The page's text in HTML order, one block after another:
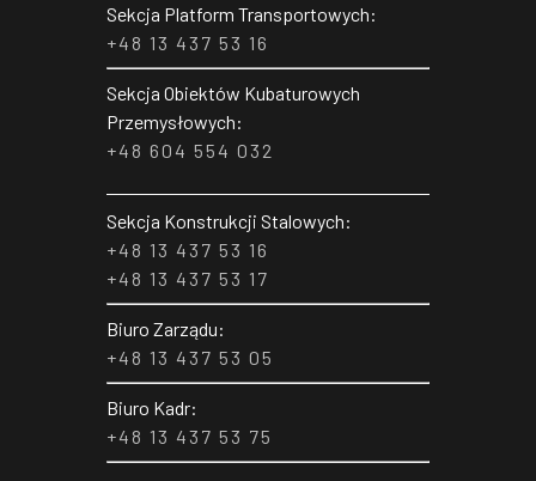
Sekcja Platform Transportowych:
+48 13 437 53 16
Sekcja Obiektów Kubaturowych
Przemysłowych:
+48 604 554 032
Sekcja Konstrukcji Stalowych:
+48 13 437 53 16
+48 13 437 53 17
Biuro Zarządu:
+48 13 437 53 05
Biuro Kadr:
+48 13 437 53 75